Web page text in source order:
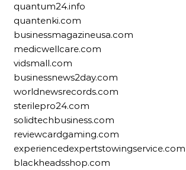
quantum24.info
quantenki.com
businessmagazineusa.com
medicwellcare.com
vidsmall.com
businessnews2day.com
worldnewsrecords.com
sterilepro24.com
solidtechbusiness.com
reviewcardgaming.com
experiencedexpertstowingservice.com
blackheadsshop.com